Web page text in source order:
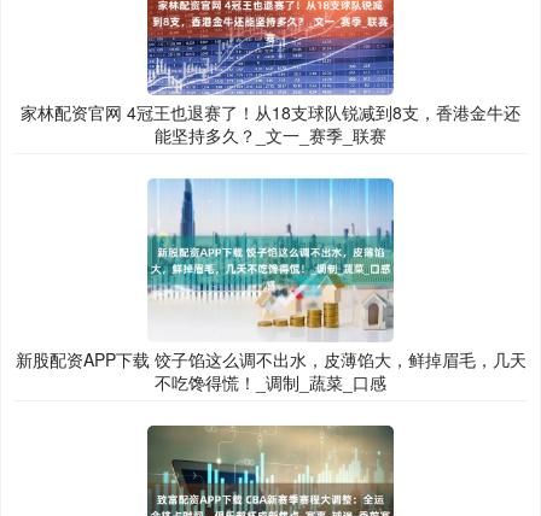
家林配资官网 4冠王也退赛了！从18支球队锐减到8支，香港金牛还
能坚持多久？_文一_赛季_联赛
新股配资APP下载 饺子馅这么调不出水，皮薄馅大，鲜掉眉毛，几天
不吃馋得慌！_调制_蔬菜_口感